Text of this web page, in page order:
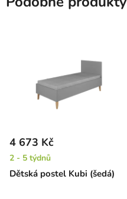
Dětská postel Kubi (šedá)
4 673 Kč
2 - 5 týdnů